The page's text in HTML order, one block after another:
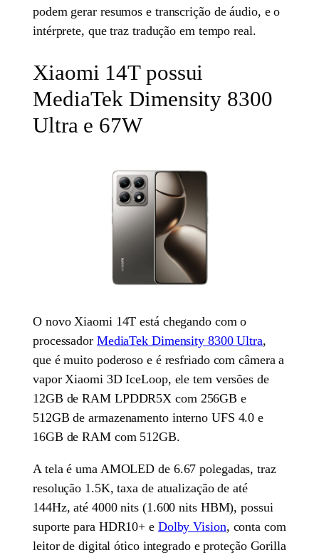
podem gerar resumos e transcrição de áudio, e o
intérprete, que traz tradução em tempo real.
Xiaomi 14T possui
MediaTek Dimensity 8300
Ultra e 67W
O novo Xiaomi 14T está chegando com o
processador MediaTek Dimensity 8300 Ultra,
que é muito poderoso e é resfriado com câmera a
vapor Xiaomi 3D IceLoop, ele tem versões de
12GB de RAM LPDDR5X com 256GB e
512GB de armazenamento interno UFS 4.0 e
16GB de RAM com 512GB.
A tela é uma AMOLED de 6.67 polegadas, traz
resolução 1.5K, taxa de atualização de até
144Hz, até 4000 nits (1.600 nits HBM), possui
suporte para HDR10+ e Dolby Vision, conta com
leitor de digital ótico integrado e proteção Gorilla